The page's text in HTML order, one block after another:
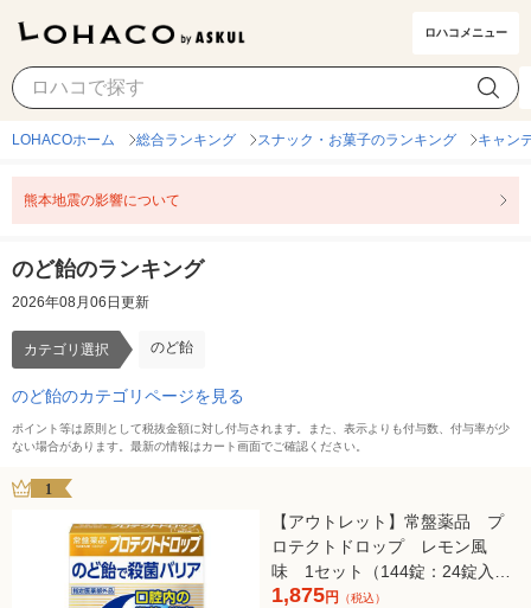
ロハコメニュー
のど飴 カテゴリ選択
LOHACOホーム 総合ランキング スナック・お菓子のランキング キャン
熊本地震の影響について
のど飴のランキング
2026年08月06日更新
カテゴリ選択 のど飴
のど飴のカテゴリページを見る
ポイント等は原則として税抜金額に対し付与されます。また、表示よりも付与数、付与率が少
ない場合があります。最新の情報はカート画面でご確認ください。
1
【アウトレット】常盤薬品 プ
ロテクトドロップ レモン風
味 1セット（144錠：24錠入×6
箱） のど飴 のどあめ ア
1,875円 （税込）